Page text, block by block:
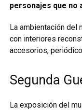
personajes que no
La ambientación del
con interiores
accesorios,
Segunda
La exposición del